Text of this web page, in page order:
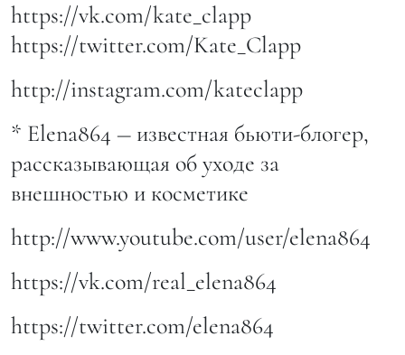
https://vk.com/kate_clapp
https://twitter.com/Kate_Clapp
http://instagram.com/kateclapp
* Elena864 ― известная бьюти-блогер,
рассказывающая об уходе за
внешностью и косметике
http://www.youtube.com/user/elena864
https://vk.com/real_elena864
https://twitter.com/elena864